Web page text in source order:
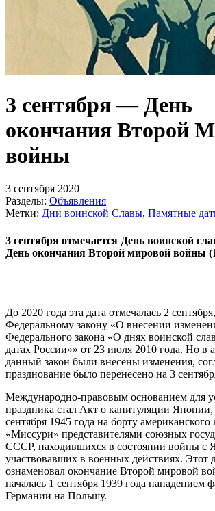
3 сентября — День
окончания Второй
войны
3 сентября 2020
Разделы: Объявления
Метки: Дни воинской Славы, Памятные
3 сентября отмечается День воинской
День окончания Второй мировой войны
До 2020 года эта дата отмечалась 2
Федеральному закону «О внесении
Федерального закона «О днях воинской
датах России»» от 23 июля 2010 года. Но в
данный закон были внесены изменения,
празднование было перенесено на 3
Международно-правовым основанием для
праздника стал Акт о капитуляции
сентября 1945 года на борту американского
«Миссури» представителями союзных
СССР, находившихся в состоянии войны с
участвовавших в военных действиях. Этот
ознаменовал окончание Второй мировой
началась 1 сентября 1939 года нападением
Германии на Польшу.